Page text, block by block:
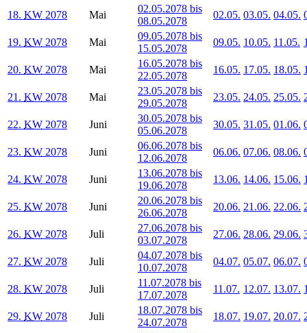
18. KW 2078 Mai
02.05.2078 bis
08.05.2078
02.05. 03.05. 04.05.
19. KW 2078 Mai
09.05.2078 bis
15.05.2078
09.05. 10.05. 11.05.
20. KW 2078 Mai
16.05.2078 bis
22.05.2078
16.05. 17.05. 18.05.
21. KW 2078 Mai
23.05.2078 bis
29.05.2078
23.05. 24.05. 25.05.
22. KW 2078 Juni
30.05.2078 bis
05.06.2078
30.05. 31.05. 01.06.
23. KW 2078 Juni
06.06.2078 bis
12.06.2078
06.06. 07.06. 08.06.
24. KW 2078 Juni
13.06.2078 bis
19.06.2078
13.06. 14.06. 15.06.
25. KW 2078 Juni
20.06.2078 bis
26.06.2078
20.06. 21.06. 22.06.
26. KW 2078 Juli
27.06.2078 bis
03.07.2078
27.06. 28.06. 29.06.
27. KW 2078 Juli
04.07.2078 bis
10.07.2078
04.07. 05.07. 06.07.
28. KW 2078 Juli
11.07.2078 bis
17.07.2078
11.07. 12.07. 13.07.
29. KW 2078 Juli
18.07.2078 bis
24.07.2078
18.07. 19.07. 20.07.